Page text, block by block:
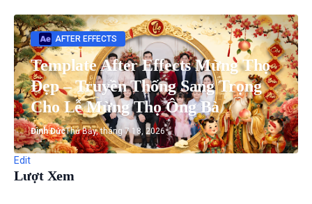
AFTER EFFECTS
Template After Effects Mừng Thọ
Đẹp – Truyền Thống Sang Trọng
Cho Lễ Mừng Thọ Ông Bà
Đình ĐứcThứ Bảy, tháng 7 18, 2026
Edit
Lượt Xem